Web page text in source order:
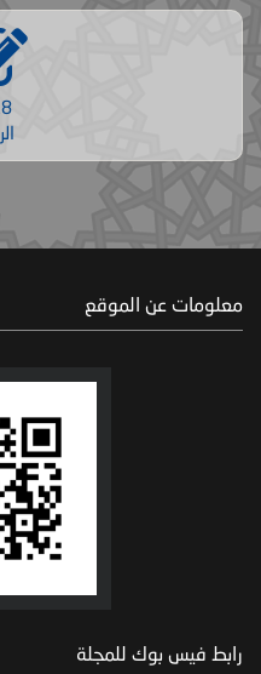
معلومات عن الموقع
رابط فيس بوك للمجلة